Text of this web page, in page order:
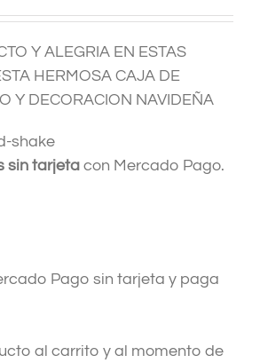
Y ALEGRIA EN ESTAS
HERMOSA CAJA DE
Y DECORACION NAVIDEÑA
sin tarjeta con Mercado Pago.
Pago sin tarjeta y paga
al carrito y al momento de